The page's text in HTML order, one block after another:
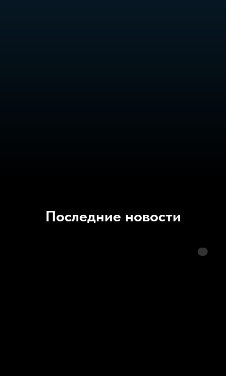
Последние новости